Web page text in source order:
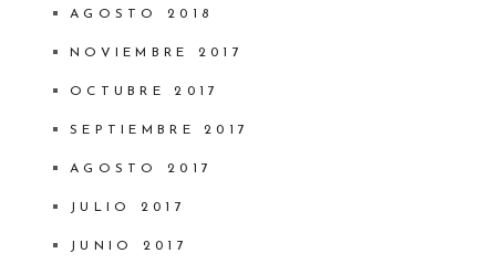
AGOSTO 2018
NOVIEMBRE 2017
OCTUBRE 2017
SEPTIEMBRE 2017
AGOSTO 2017
JULIO 2017
JUNIO 2017